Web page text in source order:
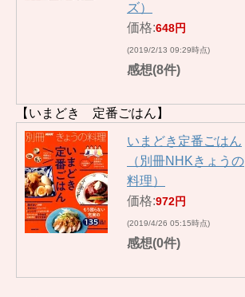
ズ）
価格:648円
(2019/2/13 09:29時点)
感想(8件)
【いまどき 定番ごはん】
いまどき定番ごはん
（別冊NHKきょうの
料理）
価格:972円
(2019/4/26 05:15時点)
感想(0件)